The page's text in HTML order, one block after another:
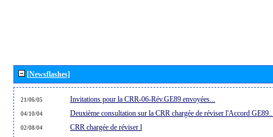
[Newsflashes]
21/06/05 Invitations pour la CRR-06-Rév.GE89 envoyées...
04/10/04 Deuxième consultation sur la CRR chargée de réviser l'Accord
02/08/04 CRR chargée de réviser l